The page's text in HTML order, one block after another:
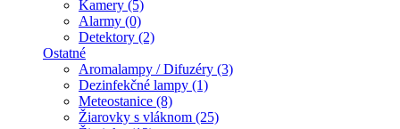
Kamery (5)
Alarmy (0)
Detektory (2)
Ostatné
Aromalampy / Difuzéry (3)
Dezinfekčné lampy (1)
Meteostanice (8)
Žiarovky s vláknom (25)